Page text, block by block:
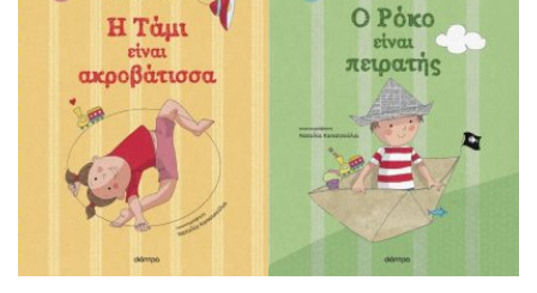
τη σειρά μυθιστορημάτων με ηρωίδα τη Φίνλεϊ Ντόνοβαν.
Τι ακριβώς πήγε στραβά στα σχέδιά τους και πότε; Δεν
έχει σημασία, απολαύστε τις νέα περιπέτειες της […]